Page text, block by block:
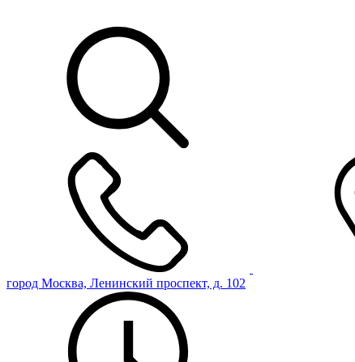
город Москва, Ленинский проспект, д. 102